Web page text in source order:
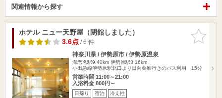
関連情報から探す
お気に入
りに追加
ホテル ニュー天野屋（閉館しました）
3.6点/ 6 件
神奈川県 / 伊勢原市 / 伊勢原温泉
海老名駅9.40km 伊勢原駅3.16km
小田急線伊勢原駅北口より日向薬師行きのバス利用 15分
営業時間 11:00～21:00
入浴料金 800円～
日帰り 宿泊 冷え性